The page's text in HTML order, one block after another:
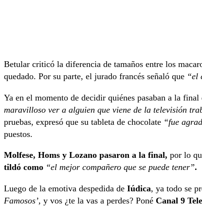
Betular criticó la diferencia de tamaños entre los
quedado. Por su parte, el jurado francés señaló que “el
Ya en el momento de decidir quiénes pasaban a la final
maravilloso ver a alguien que viene de la televisión
pruebas, expresó que su tableta de chocolate “fue
puestos.
Molfese, Homs y Lozano pasaron a la final, por lo
tildó como “el mejor compañero que se puede tener”.
Luego de la emotiva despedida de Iúdica, ya todo se
Famosos’, y vos ¿te la vas a perdes? Poné Canal 9